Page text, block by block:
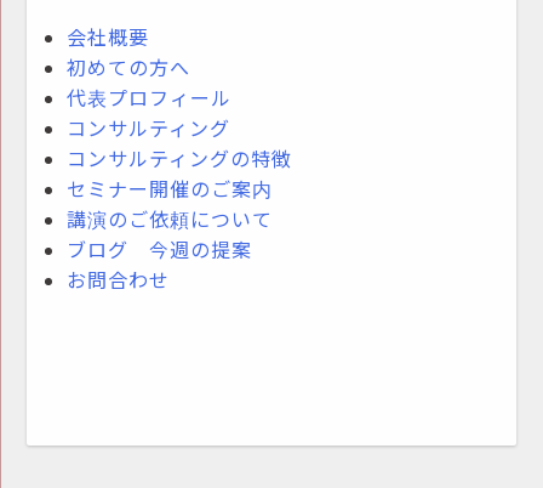
会社概要
初めての方へ
代表プロフィール
コンサルティング
コンサルティングの特徴
セミナー開催のご案内
講演のご依頼について
ブログ 今週の提案
お問合わせ